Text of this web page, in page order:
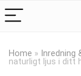
Home » Inredning
naturligt ljus i ditt